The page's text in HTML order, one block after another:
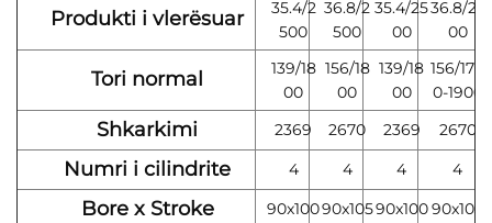
Produkti i vlerësuar
35.4/2
500
36.8/2
500
35.4/25
00
36.8/25
00
Tori normal
139/18
00
156/18
00
139/18
00
156/170
0-1900
Shkarkimi 2369 2670 2369 2670
Numri i cilindrite 4 4 4 4
Bore x Stroke 90x10090x10590x10090x105